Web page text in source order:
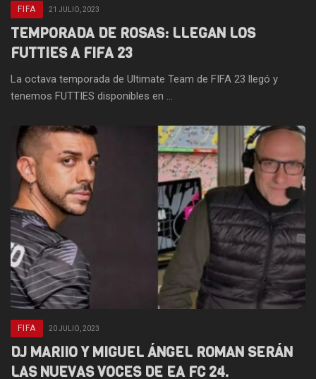
FIFA 21 JULIO, 2023
TEMPORADA DE ROSAS: LLEGAN LOS
FUTTIES A FIFA 23
La octava temporada de Ultimate Team de FIFA 23 llegó y
tenemos FUTTIES disponibles en ...
FIFA 20 JULIO, 2023
DJ MARIIO Y MIGUEL ÁNGEL ROMAN SERÁN
LAS NUEVAS VOCES DE EA FC 24.